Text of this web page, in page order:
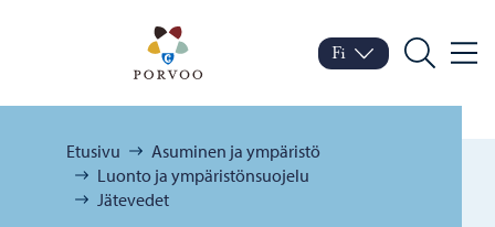
Porvoo – Siirry
Vaihda kieltä
Nykyinen kieli: Suomi
Fi
Hae
Selaa:
Etusivu
Asuminen ja ympäristö
Luonto ja ympäristönsuojelu
Jätevedet